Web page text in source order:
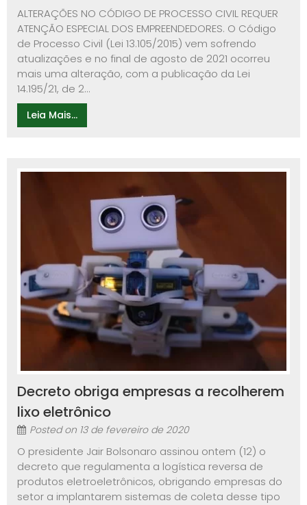
ALTERAÇÕES NO CÓDIGO DE PROCESSO CIVIL REQUER
ATENÇÃO ESPECIAL DOS EMPREENDEDORES. O Código
de Processo Civil (Lei 13.105/2015) vem sofrendo
atualizações e no final de agosto de 2021 ocorreu
mais uma alteração, com a publicação da Lei
14.195/21, de 2...
Leia Mais...
Decreto obriga empresas a recolherem
lixo eletrônico
Posted on 13 de fevereiro de 2020
O presidente Jair Bolsonaro assinou ontem (12) o
decreto que regulamenta a logística reversa de
produtos eletroeletrônicos, obrigando empresas do
setor a implantarem sistemas de coleta desse tipo